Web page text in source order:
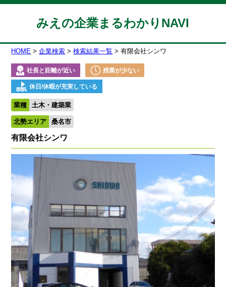
みえの企業まるわかりNAVI
HOME 企業検索 検索結果一覧 有限会社シンワ
社長と距離が近い 残業が少ない
休日/休暇が充実している
業種 土木・建築業
北勢エリア 桑名市
有限会社シンワ